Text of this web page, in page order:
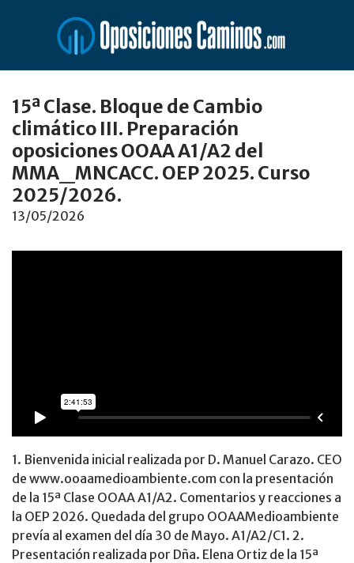
contenido
15ª Clase. Bloque de Cambio
climático III. Preparación
oposiciones OOAA A1/A2 del
MMA_MNCACC. OEP 2025. Curso
2025/2026.
13/05/2026
1. Bienvenida inicial realizada por D. Manuel Carazo. CEO
de www.ooaamedioambiente.com con la presentación
de la 15ª Clase OOAA A1/A2. Comentarios y reacciones a
la OEP 2026. Quedada del grupo OOAAMedioambiente
prevía al examen del día 30 de Mayo. A1/A2/C1. 2.
Presentación realizada por Dña. Elena Ortiz de la 15ª